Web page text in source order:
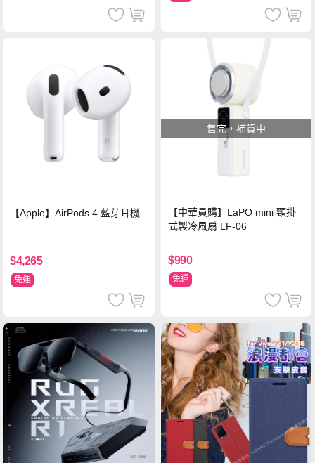
【Apple】AirPods 4 藍芽耳機
$4,265
免運
售完，補貨中
【中華員購】LaPO mini 頸掛
式製冷風扇 LF-06
$990
免運